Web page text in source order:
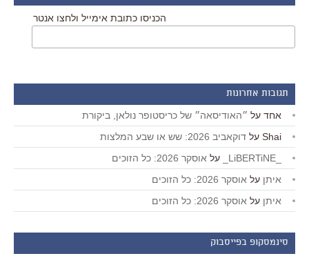
הכניסו כתובת אימייל ולחצו אנטר
תגובות אחרונות
אחד על ״האודיסאה״ של כריסטופר נולאן, ביקורת
Shai על דוקאביב 2026: שש או שבע המלצות
על אוסקר 2026: כל הזוכים
איתן על אוסקר 2026: כל הזוכים
איתן על אוסקר 2026: כל הזוכים
סינמסקופ בפייסבוק